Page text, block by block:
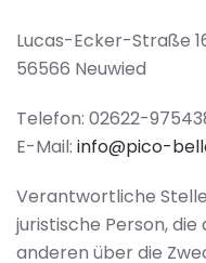
Lucas-Ecker-Straße
56566 Neuwied
Telefon: 02622-
E-Mail: info@pico-
Verantwortliche
juristische Person,
anderen über die